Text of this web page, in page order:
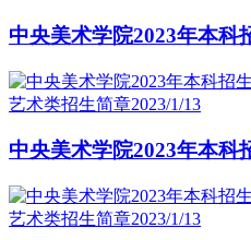
中央美术学院2023年本科
艺术类招生简章2023/1/13
中央美术学院2023年本科
艺术类招生简章2023/1/13